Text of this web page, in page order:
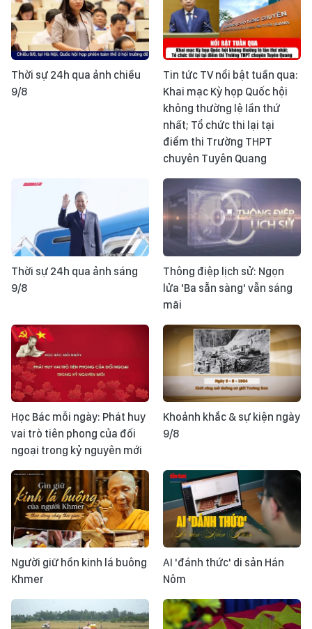
Thời sự 24h qua ảnh chiều
9/8
Tin tức TV nổi bật tuần qua:
Khai mạc Kỳ họp Quốc hội
không thường lệ lần thứ
nhất; Tổ chức thi lại tại
điểm thi Trường THPT
chuyên Tuyên Quang
Thời sự 24h qua ảnh sáng
9/8
Thông điệp lịch sử: Ngọn
lửa 'Ba sẵn sàng' vẫn sáng
mãi
Học Bác mỗi ngày: Phát huy
vai trò tiên phong của đối
ngoại trong kỷ nguyên mới
Khoảnh khắc & sự kiện ngày
9/8
Người giữ hồn kinh lá buông
Khmer
AI 'đánh thức' di sản Hán
Nôm